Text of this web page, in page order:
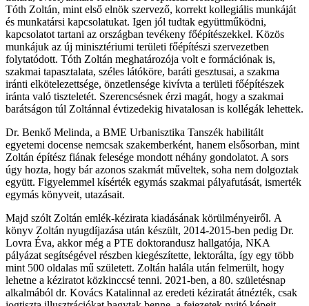
Tóth Zoltán, mint első elnök szervező, korrekt kollegiális munkáját
és munkatársi kapcsolatukat. Igen jól tudtak együttműködni,
kapcsolatot tartani az országban tevékeny főépítészekkel. Közös
munkájuk az új minisztériumi területi főépítészi szervezetben
folytatódott. Tóth Zoltán meghatározója volt e formációnak is,
szakmai tapasztalata, széles látóköre, baráti gesztusai, a szakma
iránti elkötelezettsége, önzetlensége kivívta a területi főépítészek
iránta való tiszteletét. Szerencsésnek érzi magát, hogy a szakmai
barátságon túl Zoltánnal évtizedekig hivatalosan is kollégák lehettek.
Dr. Benkő Melinda, a BME Urbanisztika Tanszék habilitált
egyetemi docense nemcsak szakemberként, hanem elsősorban, mint
Zoltán építész fiának felesége mondott néhány gondolatot. A sors
úgy hozta, hogy bár azonos szakmát műveltek, soha nem dolgoztak
együtt. Figyelemmel kísérték egymás szakmai pályafutását, ismerték
egymás könyveit, utazásait.
Majd szólt Zoltán emlék-kézirata kiadásának körülményeiről. A
könyv Zoltán nyugdíjazása után készült, 2014-2015-ben pedig Dr.
Lovra Éva, akkor még a PTE doktorandusz hallgatója, NKA
pályázat segítségével részben kiegészítette, lektorálta, így egy több
mint 500 oldalas mű született. Zoltán halála után felmerült, hogy
lehetne a kéziratot közkinccsé tenni. 2021-ben, a 80. születésnap
alkalmából dr. Kovács Katalinnal az eredeti kéziratát átnézték, csak